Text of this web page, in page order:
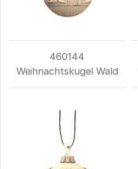
460144
Weihnachtskugel Wald